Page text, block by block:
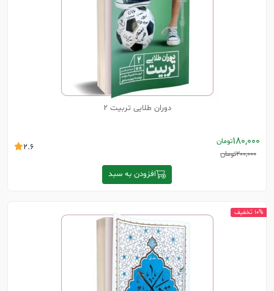
دوران طلایی تربیت 2
180,000تومان
200,000تومان
2.6
افزودن به سبد
10% تخفیف